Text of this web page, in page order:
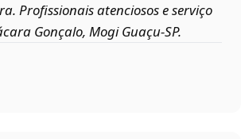
Profissionais atenciosos e serviço
Gonçalo, Mogi Guaçu‑SP.